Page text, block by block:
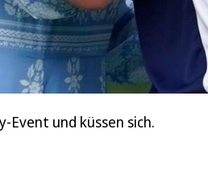
Event und küssen sich.